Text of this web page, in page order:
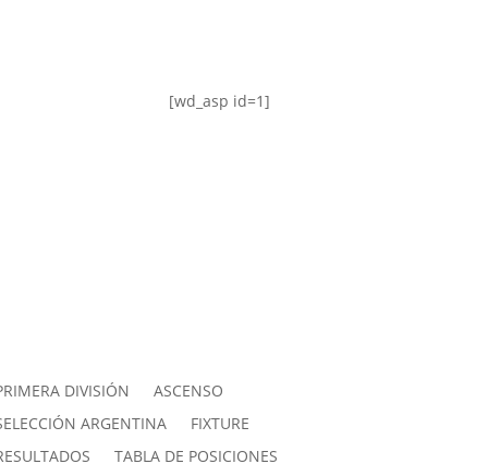
[wd_asp id=1]
DIVISIÓN
ASCENSO
ARGENTINA
FIXTURE
TABLA DE POSICIONES